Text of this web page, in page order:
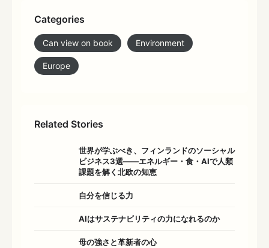
Categories
Can view on book Environment
Europe
Related Stories
世界が学ぶべき、フィンランドのソーシャル
ビジネス3選――エネルギー・食・AIで人類
課題を解く北欧の知恵
自分を信じる力
AIはサステナビリティの力になれるのか
母の強さと革新者の心